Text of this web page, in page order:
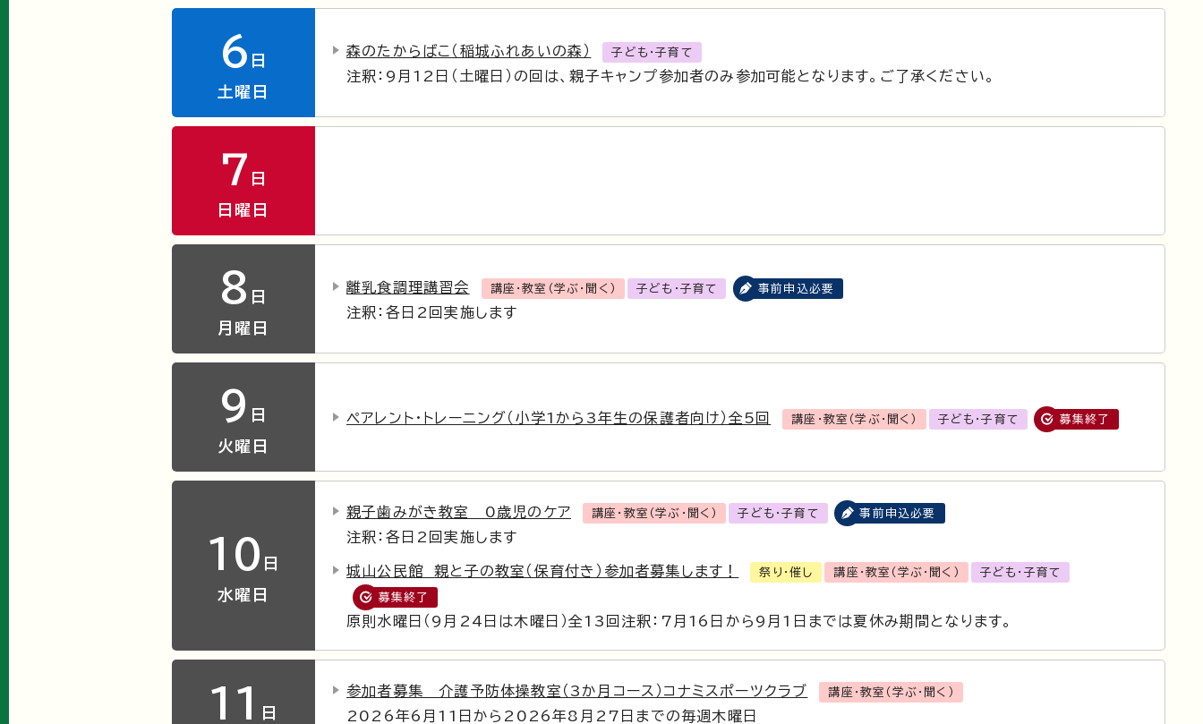
6 日
土曜日
森のたからばこ（稲城ふれあいの森） 子ども・子育て
注釈：9月12日（土曜日）の回は、親子キャンプ参加者のみ参加可能となります。ご了承ください。
7 日
日曜日
8 日
月曜日
離乳食調理講習会 講座・教室（学ぶ・聞く） 子ども・子育て 事前申込必要
注釈：各日2回実施します
9 日
火曜日
ペアレント・トレーニング（小学1から3年生の保護者向け）全5回 講座・教室（学ぶ・聞く） 子ども・子育て 募集終了
10 日
水曜日
親子歯みがき教室 0歳児のケア 講座・教室（学ぶ・聞く） 子ども・子育て 事前申込必要
注釈：各日2回実施します
城山公民館 親と子の教室（保育付き）参加者募集します！ 祭り・催し 講座・教室（学ぶ・聞く） 子ども・子育て
募集終了
原則水曜日（9月24日は木曜日）全13回注釈：7月16日から9月1日までは夏休み期間となります。
11 日
参加者募集 介護予防体操教室（3か月コース）コナミスポーツクラブ 講座・教室（学ぶ・聞く）
2026年6月11日から2026年8月27日までの毎週木曜日